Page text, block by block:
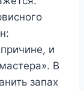
и
В
запах